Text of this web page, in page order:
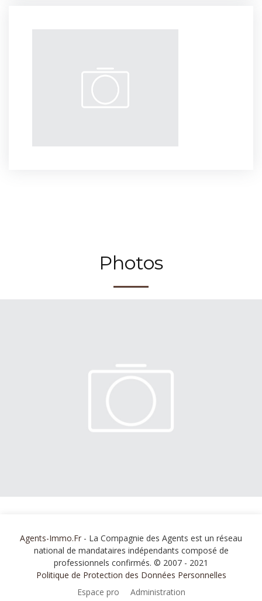
Photos
Agents-Immo.Fr - La Compagnie des Agents est un réseau
national de mandataires indépendants composé de
professionnels confirmés. © 2007 - 2021
Politique de Protection des Données Personnelles
Espace pro
Administration